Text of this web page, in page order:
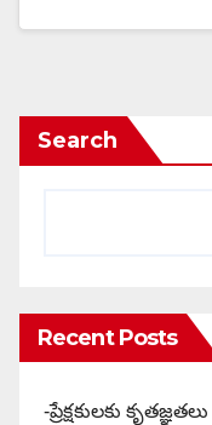
Search
Recent Posts
-ప్రేక్షకులకు